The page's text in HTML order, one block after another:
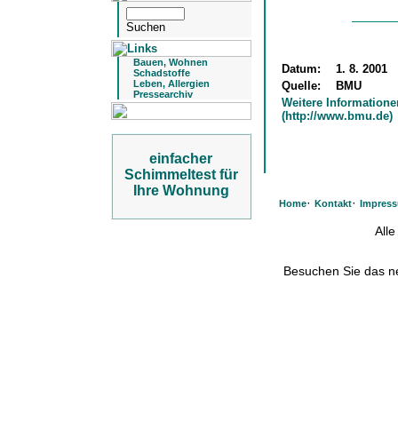
Bauen, Wohnen
Schadstoffe
Leben, Allergien
Pressearchiv
einfacher
Schimmeltest für
Ihre Wohnung
Datum:
1. 8. 2001
Quelle:
BMU
Weitere
(http://www.bmu.de)
Home· Kontakt·
Besuchen Sie das